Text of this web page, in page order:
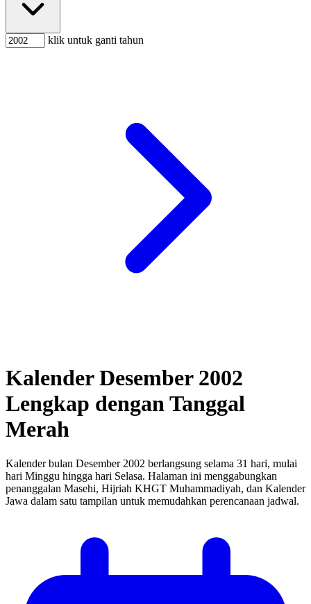
klik untuk ganti tahun
Kalender Desember 2002
Lengkap dengan Tanggal
Merah
Kalender bulan Desember 2002 berlangsung selama 31 hari, mulai
hari Minggu hingga hari Selasa. Halaman ini menggabungkan
penanggalan Masehi, Hijriah KHGT Muhammadiyah, dan Kalender
Jawa dalam satu tampilan untuk memudahkan perencanaan jadwal.